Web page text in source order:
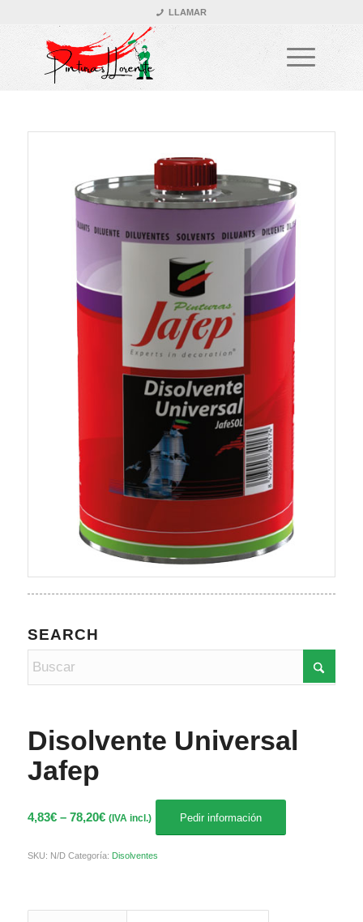
LLAMAR
SEARCH
Disolvente Universal
Jafep
4,83€– 78,20€ (IVA incl.) Pedir información
SKU: N/D Categoría: Disolventes